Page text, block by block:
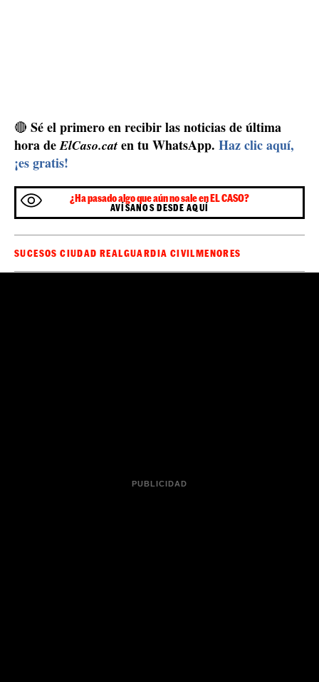
🔴 Sé el primero en recibir las noticias de última
hora deElCaso.cat en tu WhatsApp. Haz clic aquí,
¡es gratis!
¿Ha pasado algo que aún no sale en EL CASO?
AVÍSANOS DESDE AQUÍ
SUCESOS CIUDAD REALGUARDIA CIVILMENORES